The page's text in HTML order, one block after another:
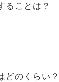
ることは？
どのくらい？